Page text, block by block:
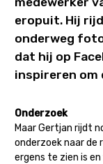
eropuit. Hij
onderweg
dat hij op
inspireren om
Onderzoek
Maar Gertjan rijdt
onderzoek naar de
ergens te zien is